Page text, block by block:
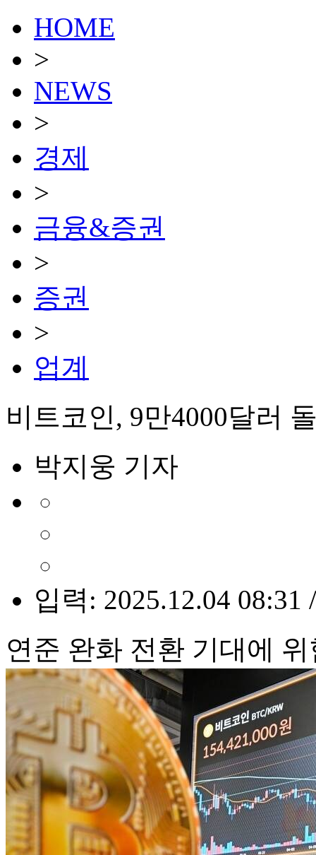
HOME
>
NEWS
>
경제
>
금융&증권
>
증권
>
업계
비트코인, 9만4000달러
박지웅 기자
입력: 2025.12.04 08:31
연준 완화 전환 기대에